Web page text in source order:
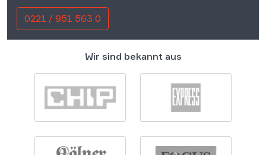
0221 / 951 563 0
Wir sind bekannt aus